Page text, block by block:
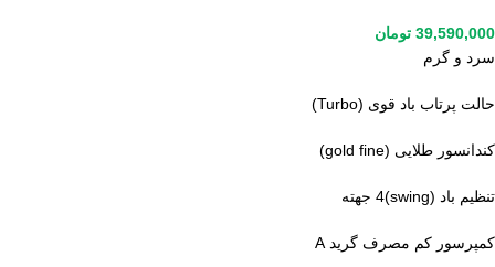
39,590,000 تومان
سرد و گرم
حالت پرتاب باد قوی (Turbo)
کندانسور طلایی (gold fine)
تنظیم باد (swing)4 جهته
کمپرسور کم مصرف گرید A